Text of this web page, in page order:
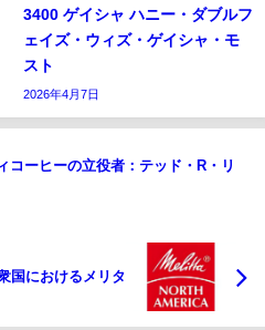
3400 ゲイシャ ハニー・ダブルフ
ェイズ・ウィズ・ゲイシャ・モ
スト
2026年4月7日
コーヒーの立役者：テッド・R・リ
国におけるメリタ